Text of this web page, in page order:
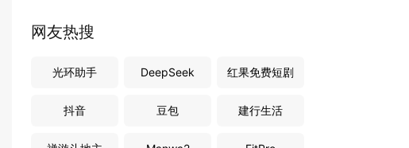
网友热搜
光环助手 DeepSeek 红果免费短剧
抖音 豆包 建行生活